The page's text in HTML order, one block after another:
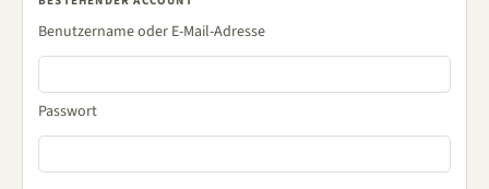
Benutzername oder E-Mail-Adresse
Passwort